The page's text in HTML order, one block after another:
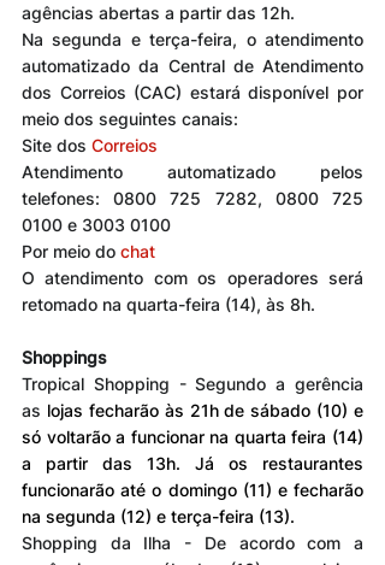
agências abertas a partir das 12h.
Na segunda e terça-feira, o atendimento
automatizado da Central de Atendimento
dos Correios (CAC) estará disponível por
meio dos seguintes canais:
Site dos Correios
Atendimento automatizado pelos
telefones: 0800 725 7282, 0800 725
0100 e 3003 0100
Por meio do chat
O atendimento com os operadores será
retomado na quarta-feira (14), às 8h.
Shoppings
Tropical Shopping - Segundo a gerência
as lojas fecharão às 21h de sábado (10) e
só voltarão a funcionar na quarta feira (14)
a partir das 13h. Já os restaurantes
funcionarão até o domingo (11) e fecharão
na segunda (12) e terça-feira (13).
Shopping da Ilha - De acordo com a